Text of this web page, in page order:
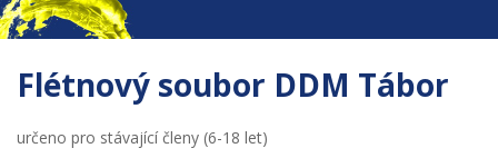
Flétnový soubor DDM Tábor
určeno pro stávající členy (6-18 let)